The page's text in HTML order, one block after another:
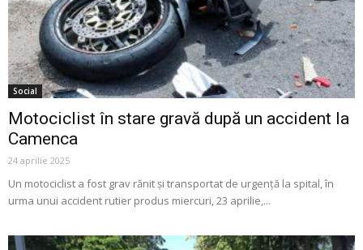
Social
Motociclist în stare gravă după un accident la
Camenca
24 aprilie 2025
Un motociclist a fost grav rănit și transportat de urgență la spital, în
urma unui accident rutier produs miercuri, 23 aprilie,...